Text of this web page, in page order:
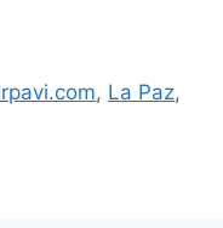
, La Paz,